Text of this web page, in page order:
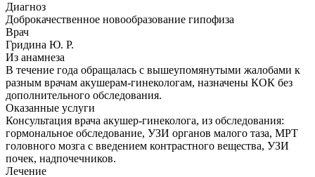
Диагноз
Доброкачественное новообразование гипофиза
Врач
Гридина Ю. Р.
Из анамнеза
В течение года обращалась с вышеупомянутыми жалобами к
разным врачам акушерам-гинекологам, назначены КОК без
дополнительного обследования.
Оказанные услуги
Консультация врача акушер-гинеколога, из обследования:
гормональное обследование, УЗИ органов малого таза, МРТ
головного мозга с введением контрастного вещества, УЗИ
почек, надпочечников.
Лечение